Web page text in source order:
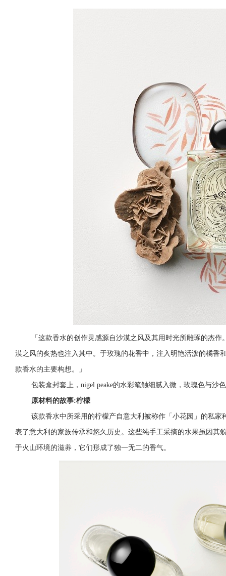
「这款香水的创作灵感源自沙漠之风及其用时光所雕琢的杰
漠之风的炙热也注入其中。于玫瑰的花香中，注入明艳活泼的橘香
款香水的主要构想。」
包装盒封套上，nigel peake的水彩笔触细腻入微，玫瑰色与沙
原材料的故事:柠檬
该款香水中所采用的柠檬产自意大利被称作「小花园」的私
表了意大利的家族传承和悠久历史。这些纯手工采摘的水果虽因其
于火山环境的滋养，它们形成了独一无二的香气。